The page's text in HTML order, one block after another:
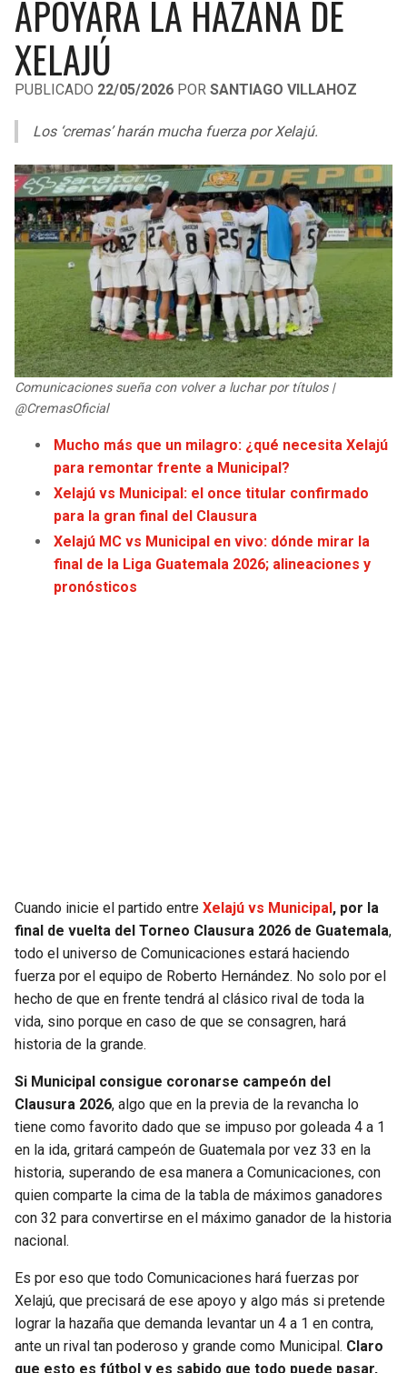
LIGA DE EXPANSIÓN MX
LEAGUES CUP
UEFA EUROPA LEAGUE
UEFA CONFERENCE LEAGUE
MLS
COPA LIBERTADORES
COPA SUDAMERICANA
LIGA BETPLAY
OTRAS LIGAS
RAIDERS
CHARGERS
RAVENS
BENGALS
BROWNS
STEELERS
TEXANS
COLTS
TITANS
COWBOYS
GIANTS
PACKERS
VIKINGS
FALCONS
PANTHERS
SAINTS
BUCCANEERS
CAVALIERS
PISTONS
PACERS
BUCKS
HAWKS
HORNETS
HEAT
MAGIC
WARRIORS
CLIPPERS
LAKERS
TIMBERWOLVES
THUNDER
TRAIL BLAZERS
JAZZ
APOYARÁ LA HAZAÑA DE
XELAJÚ
PUBLICADO 22/05/2026 POR SANTIAGO VILLAHOZ
Los ‘cremas’ harán mucha fuerza por Xelajú.
Comunicaciones sueña con volver a luchar por títulos |
@CremasOficial
Mucho más que un milagro: ¿qué necesita Xelajú
para remontar frente a Municipal?
Xelajú vs Municipal: el once titular confirmado
para la gran final del Clausura
Xelajú MC vs Municipal en vivo: dónde mirar la
final de la Liga Guatemala 2026; alineaciones y
pronósticos
Cuando inicie el partido entre Xelajú vs Municipal , por la
final de vuelta del Torneo Clausura 2026 de Guatemala,
todo el universo de Comunicaciones estará haciendo
fuerza por el equipo de Roberto Hernández. No solo por el
hecho de que en frente tendrá al clásico rival de toda la
vida, sino porque en caso de que se consagren, hará
historia de la grande.
Si Municipal consigue coronarse campeón del
Clausura 2026, algo que en la previa de la revancha lo
tiene como favorito dado que se impuso por goleada 4 a 1
en la ida, gritará campeón de Guatemala por vez 33 en la
historia, superando de esa manera a Comunicaciones, con
quien comparte la cima de la tabla de máximos ganadores
con 32 para convertirse en el máximo ganador de la historia
nacional.
Es por eso que todo Comunicaciones hará fuerzas por
Xelajú, que precisará de ese apoyo y algo más si pretende
lograr la hazaña que demanda levantar un 4 a 1 en contra,
ante un rival tan poderoso y grande como Municipal. Claro
que esto es fútbol y es sabido que todo puede pasar,